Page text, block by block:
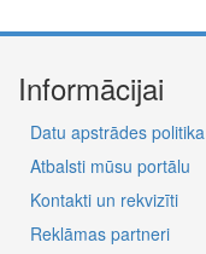
Informācijai
Datu apstrādes politika
Atbalsti mūsu portālu
Kontakti un rekvizīti
Reklāmas partneri